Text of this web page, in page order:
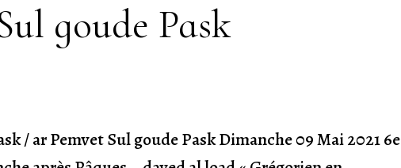
ar
Bask"
goude Pask
/ ar Pemvet Sul goude Pask Dimanche 09 Mai 2021 6e